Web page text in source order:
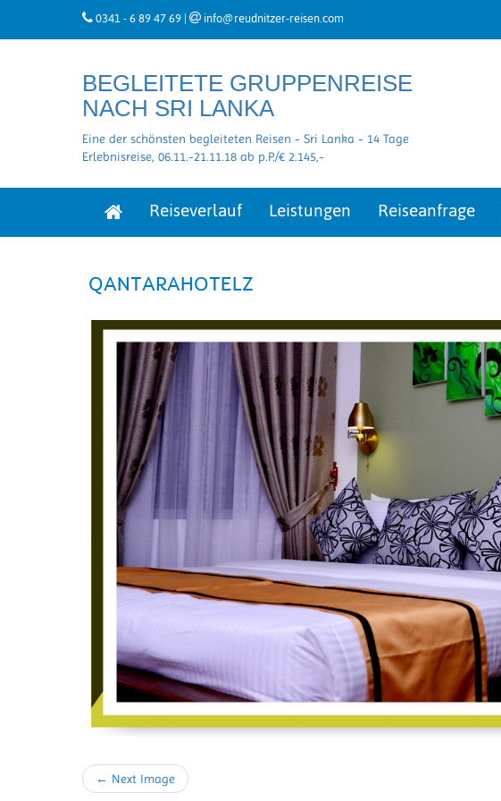
0341 - 6 89 47 69| info@reudnitzer-reisen.com
BEGLEITETE GRUPPENREISE
NACH SRI LANKA
Eine der schönsten begleiteten Reisen - Sri Lanka - 14 Tage
Erlebnisreise, 06.11.-21.11.18 ab p.P./€ 2.145,-
Reiseverlauf Leistungen Reiseanfrage
QANTARAHOTELZ
← Next Image